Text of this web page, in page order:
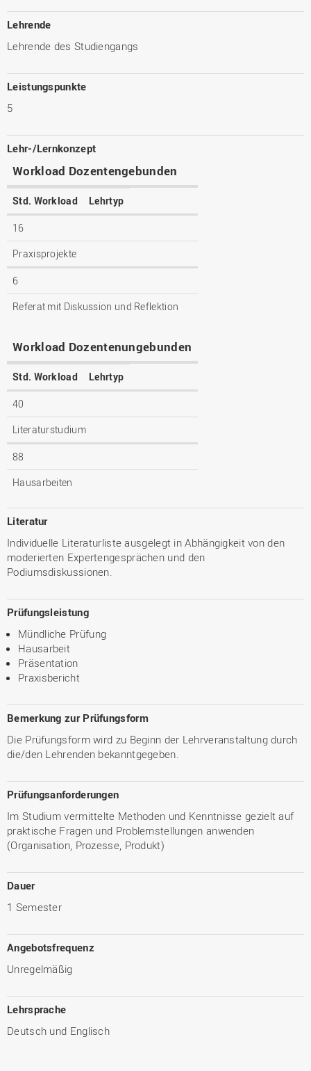
Lehrende
Lehrende des Studiengangs
Leistungspunkte
5
Lehr-/Lernkonzept
Workload Dozentengebunden
Std. Workload Lehrtyp
16
Praxisprojekte
6
Referat mit Diskussion und Reflektion
Workload Dozentenungebunden
Std. Workload Lehrtyp
40
Literaturstudium
88
Hausarbeiten
Literatur
Individuelle Literaturliste ausgelegt in Abhängigkeit von den
moderierten Expertengesprächen und den
Podiumsdiskussionen.
Prüfungsleistung
Mündliche Prüfung
Hausarbeit
Präsentation
Praxisbericht
Bemerkung zur Prüfungsform
Die Prüfungsform wird zu Beginn der Lehrveranstaltung durch
die/den Lehrenden bekanntgegeben.
Prüfungsanforderungen
Im Studium vermittelte Methoden und Kenntnisse gezielt auf
praktische Fragen und Problemstellungen anwenden
(Organisation, Prozesse, Produkt)
Dauer
1 Semester
Angebotsfrequenz
Unregelmäßig
Lehrsprache
Deutsch und Englisch